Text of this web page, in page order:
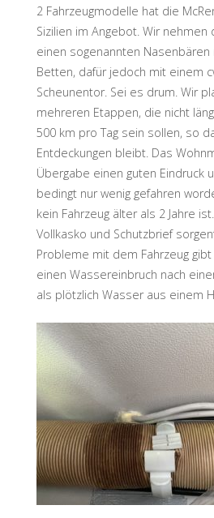
2 Fahrzeugmodelle hat die
Sizilien im Angebot. Wir nehmen
einen sogenannten Nasenbären
Betten, dafür jedoch mit einem
Scheunentor. Sei es drum. Wir
mehreren Etappen, die nicht
500 km pro Tag sein sollen, so
Entdeckungen bleibt. Das
Übergabe einen guten Eindruck
bedingt nur wenig gefahren
kein Fahrzeug älter als 2 Jahre
Vollkasko und Schutzbrief
Probleme mit dem Fahrzeug
einen Wassereinbruch nach
als plötzlich Wasser aus einem